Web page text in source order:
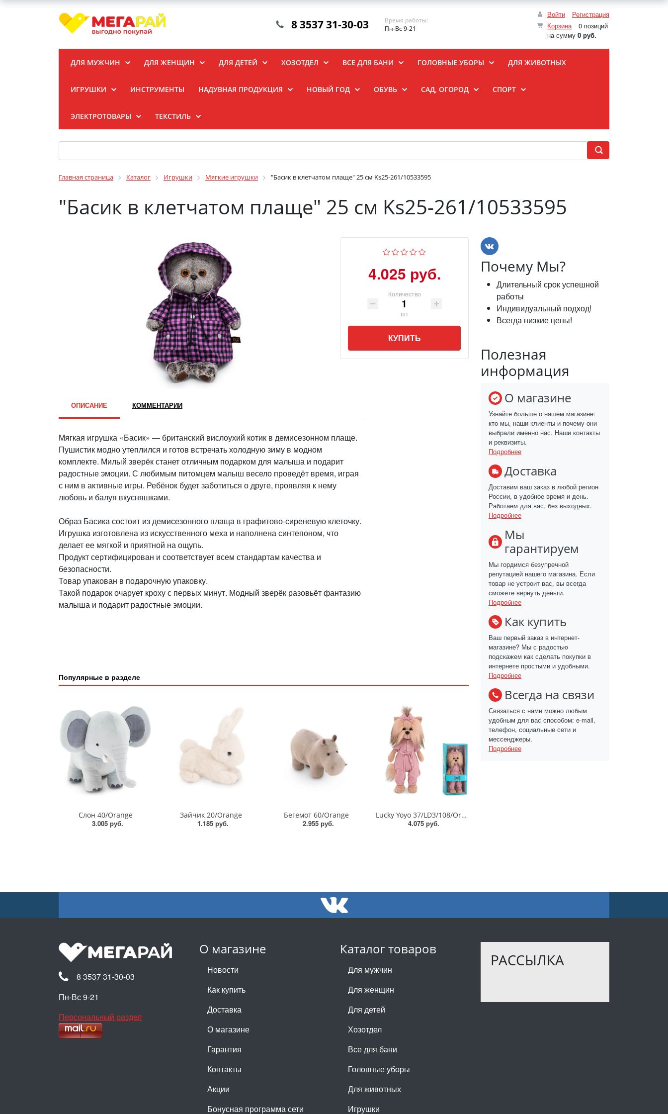
Войти
Регистрация
Корзина
0 позиций
на сумму 0 руб.
8 3537 31-30-03
Время работы:
Пн-Вс 9-21
ДЛЯ МУЖЧИН ДЛЯ ЖЕНЩИН ДЛЯ ДЕТЕЙ ХОЗОТДЕЛ ВСЕ ДЛЯ БАНИ ГОЛОВНЫЕ УБОРЫ ДЛЯ ЖИВОТНЫХ
ИГРУШКИ ИНСТРУМЕНТЫ НАДУВНАЯ ПРОДУКЦИЯ НОВЫЙ ГОД ОБУВЬ САД, ОГОРОД СПОРТ
ЭЛЕКТРОТОВАРЫ ТЕКСТИЛЬ
Главная страница Каталог Игрушки Мягкие игрушки "Басик в клетчатом плаще" 25 см Ks25-261/10533595
"Басик в клетчатом плаще" 25 см Ks25-261/10533595
4.025 руб.
Количество
шт
КУПИТЬ
ОПИСАНИЕ КОММЕНТАРИИ
Мягкая игрушка «Басик» — британский вислоухий котик в демисезонном плаще.
Пушистик модно утеплился и готов встречать холодную зиму в модном
комплекте. Милый зверёк станет отличным подарком для малыша и подарит
радостные эмоции. С любимым питомцем малыш весело проведёт время, играя
с ним в активные игры. Ребёнок будет заботиться о друге, проявляя к нему
любовь и балуя вкусняшками.
Образ Басика состоит из демисезонного плаща в графитово‑сиреневую клеточку.
Игрушка изготовлена из искусственного меха и наполнена синтепоном, что
делает ее мягкой и приятной на ощупь.
Продукт сертифицирован и соответствует всем стандартам качества и
безопасности.
Товар упакован в подарочную упаковку.
Такой подарок очарует кроху с первых минут. Модный зверёк разовьёт фантазию
малыша и подарит радостные эмоции.
Популярные в разделе
Слон 40/Orange
3.005 руб.
Зайчик 20/Orange
1.185 руб.
Бегемот 60/Orange
2.955 руб.
Lucky Yoyo 37/LD3/108/Orange
4.075 руб.
Почему Мы?
Длительный срок успешной
работы
Индивидуальный подход!
Всегда низкие цены!
Полезная
информация
О магазине
Узнайте больше о нашем магазине:
кто мы, наши клиенты и почему они
выбрали именно нас. Наши контакты
и реквизиты.
Подробнее
Доставка
Доставим ваш заказ в любой регион
России, в удобное время и день.
Работаем для вас, без выходных.
Подробнее
Мы
гарантируем
Мы гордимся безупречной
репутацией нашего магазина. Если
товар не устроит вас, вы всегда
сможете вернуть деньги.
Подробнее
Как купить
Ваш первый заказ в интернет-
магазине? Мы с радостью
подскажем как сделать покупки в
интернете простыми и удобными.
Подробнее
Всегда на связи
Связаться с нами можно любым
удобным для вас способом: e-mail,
телефон, социальные сети и
мессенджеры.
Подробнее
О магазине
Новости
Как купить
Доставка
О магазине
Гарантия
Контакты
Акции
Бонусная программа сети
Каталог товаров
Для мужчин
Для женщин
Для детей
Хозотдел
Все для бани
Головные уборы
Для животных
Игрушки
РАССЫЛКА
8 3537 31-30-03
Пн-Вс 9-21
Персональный раздел